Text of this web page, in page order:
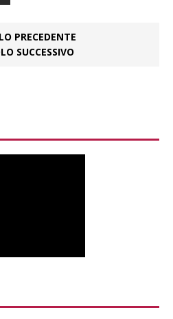
PRECEDENTE
SUCCESSIVO